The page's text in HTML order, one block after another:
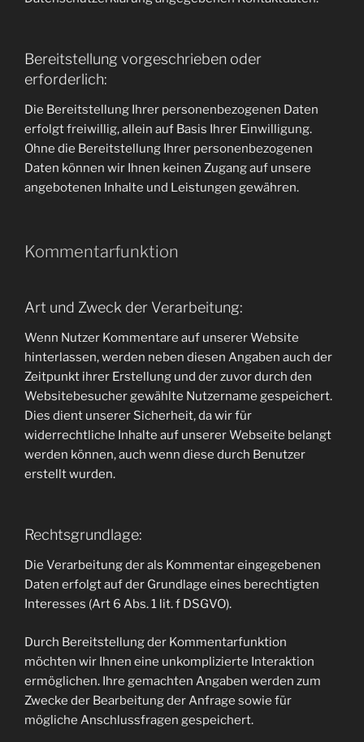
Bereitstellung vorgeschrieben oder
erforderlich:
Die Bereitstellung Ihrer personenbezogenen Daten
erfolgt freiwillig, allein auf Basis Ihrer Einwilligung.
Ohne die Bereitstellung Ihrer personenbezogenen
Daten können wir Ihnen keinen Zugang auf unsere
angebotenen Inhalte und Leistungen gewähren.
Kommentarfunktion
Art und Zweck der Verarbeitung:
Wenn Nutzer Kommentare auf unserer Website
hinterlassen, werden neben diesen Angaben auch der
Zeitpunkt ihrer Erstellung und der zuvor durch den
Websitebesucher gewählte Nutzername gespeichert.
Dies dient unserer Sicherheit, da wir für
widerrechtliche Inhalte auf unserer Webseite belangt
werden können, auch wenn diese durch Benutzer
erstellt wurden.
Rechtsgrundlage:
Die Verarbeitung der als Kommentar eingegebenen
Daten erfolgt auf der Grundlage eines berechtigten
Interesses (Art 6 Abs. 1 lit. f DSGVO).
Durch Bereitstellung der Kommentarfunktion
möchten wir Ihnen eine unkomplizierte Interaktion
ermöglichen. Ihre gemachten Angaben werden zum
Zwecke der Bearbeitung der Anfrage sowie für
mögliche Anschlussfragen gespeichert.